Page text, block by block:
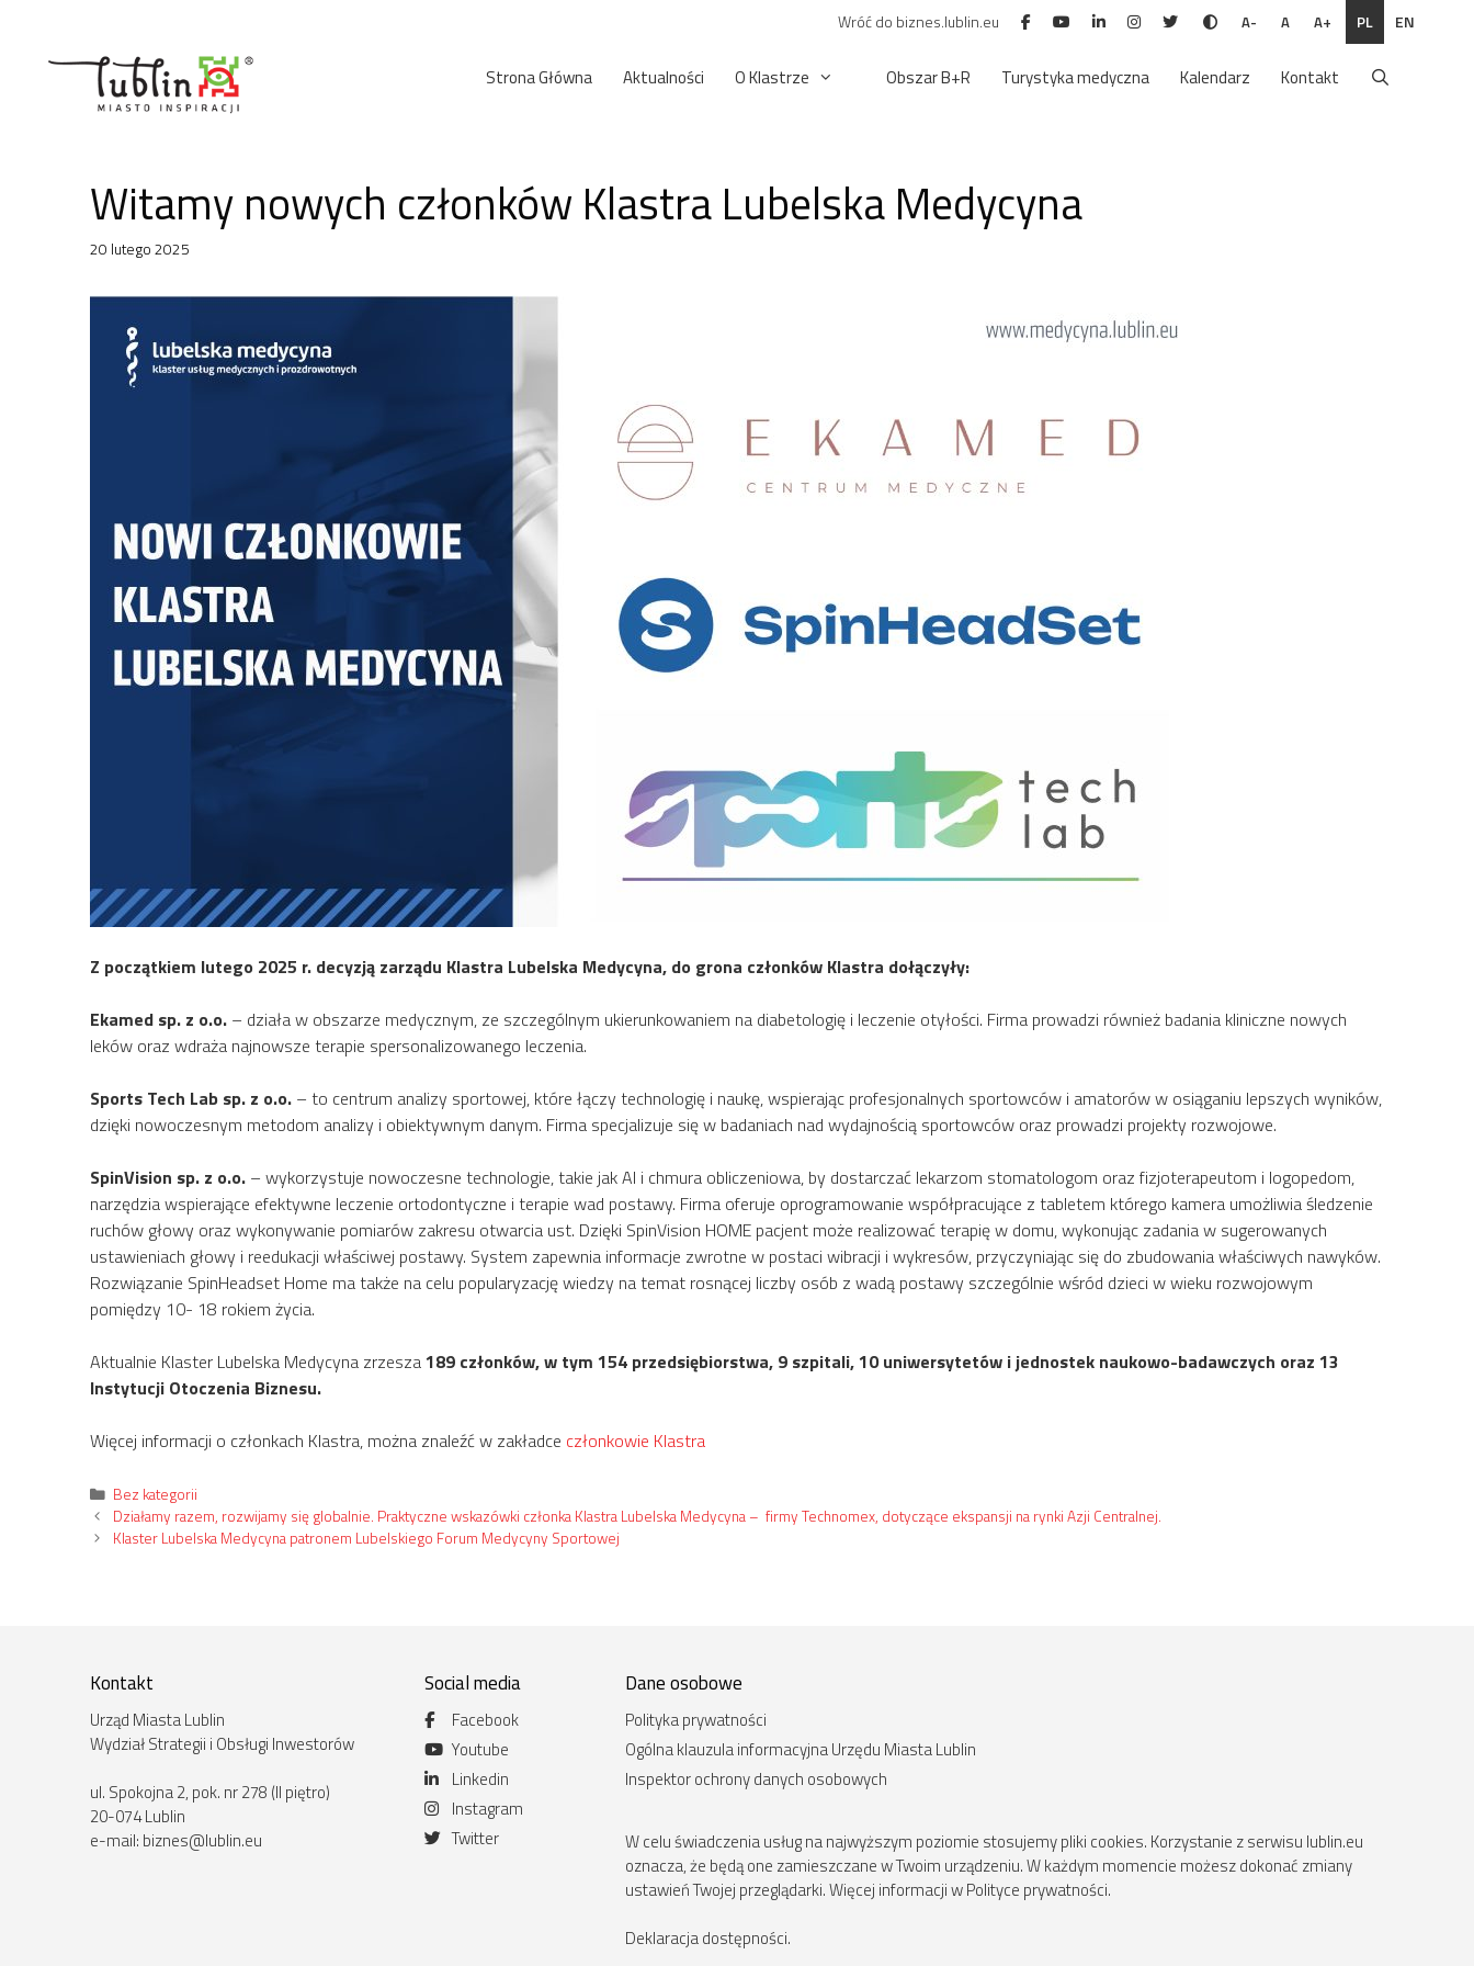
Wróć do biznes.lublin.eu A- A A+ PL EN
Strona Główna Aktualności O Klastrze Obszar B+R Turystyka medyczna Kalendarz Kontakt
Witamy nowych członków Klastra Lubelska Medycyna
20 lutego 2025
Z początkiem lutego 2025 r. decyzją zarządu Klastra Lubelska Medycyna, do grona członków Klastra dołączyły:
Ekamed sp. z o.o. – działa w obszarze medycznym, ze szczególnym ukierunkowaniem na diabetologię i leczenie otyłości. Firma prowadzi również badania kliniczne nowych
leków oraz wdraża najnowsze terapie spersonalizowanego leczenia.
Sports Tech Lab sp. z o.o. – to centrum analizy sportowej, które łączy technologię i naukę, wspierając profesjonalnych sportowców i amatorów w osiąganiu lepszych wyników,
dzięki nowoczesnym metodom analizy i obiektywnym danym. Firma specjalizuje się w badaniach nad wydajnością sportowców oraz prowadzi projekty rozwojowe.
SpinVision sp. z o.o. – wykorzystuje nowoczesne technologie, takie jak AI i chmura obliczeniowa, by dostarczać lekarzom stomatologom oraz fizjoterapeutom i logopedom,
narzędzia wspierające efektywne leczenie ortodontyczne i terapie wad postawy. Firma oferuje oprogramowanie współpracujące z tabletem którego kamera umożliwia śledzenie
ruchów głowy oraz wykonywanie pomiarów zakresu otwarcia ust. Dzięki SpinVision HOME pacjent może realizować terapię w domu, wykonując zadania w sugerowanych
ustawieniach głowy i reedukacji właściwej postawy. System zapewnia informacje zwrotne w postaci wibracji i wykresów, przyczyniając się do zbudowania właściwych nawyków.
Rozwiązanie SpinHeadset Home ma także na celu popularyzację wiedzy na temat rosnącej liczby osób z wadą postawy szczególnie wśród dzieci w wieku rozwojowym
pomiędzy 10- 18 rokiem życia.
Aktualnie Klaster Lubelska Medycyna zrzesza 189 członków, w tym 154 przedsiębiorstwa, 9 szpitali, 10 uniwersytetów i jednostek naukowo-badawczych oraz 13
Instytucji Otoczenia Biznesu.
Więcej informacji o członkach Klastra, można znaleźć w zakładce członkowie Klastra
Kategorie
Bez kategorii
Działamy razem, rozwijamy się globalnie. Praktyczne wskazówki członka Klastra Lubelska Medycyna – firmy Technomex, dotyczące ekspansji na rynki Azji Centralnej.
Klaster Lubelska Medycyna patronem Lubelskiego Forum Medycyny Sportowej
Kontakt
Urząd Miasta Lublin
Wydział Strategii i Obsługi Inwestorów
ul. Spokojna 2, pok. nr 278 (II piętro)
20-074 Lublin
e-mail: biznes@lublin.eu
Social media
Facebook
Youtube
Linkedin
Instagram
Twitter
Dane osobowe
Polityka prywatności
Ogólna klauzula informacyjna Urzędu Miasta Lublin
Inspektor ochrony danych osobowych
W celu świadczenia usług na najwyższym poziomie stosujemy pliki cookies. Korzystanie z serwisu lublin.eu
oznacza, że będą one zamieszczane w Twoim urządzeniu. W każdym momencie możesz dokonać zmiany
ustawień Twojej przeglądarki. Więcej informacji w Polityce prywatności.
Deklaracja dostępności.